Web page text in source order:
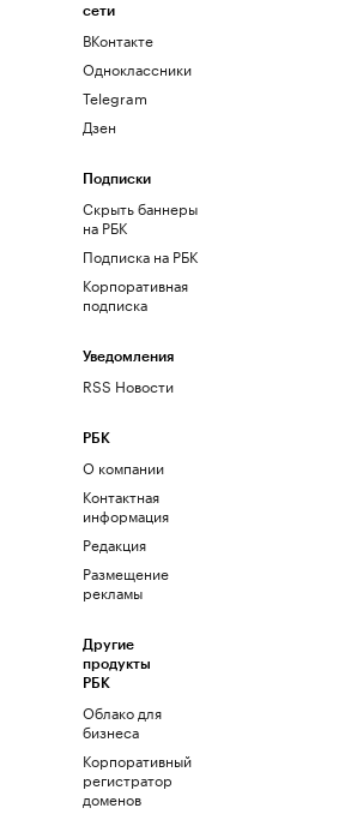
сети
ВКонтакте
Одноклассники
Telegram
Дзен
Подписки
Скрыть баннеры
на РБК
Подписка на РБК
Корпоративная
подписка
Уведомления
RSS Новости
РБК
О компании
Контактная
информация
Редакция
Размещение
рекламы
Другие
продукты
РБК
Облако для
бизнеса
Корпоративный
регистратор
доменов